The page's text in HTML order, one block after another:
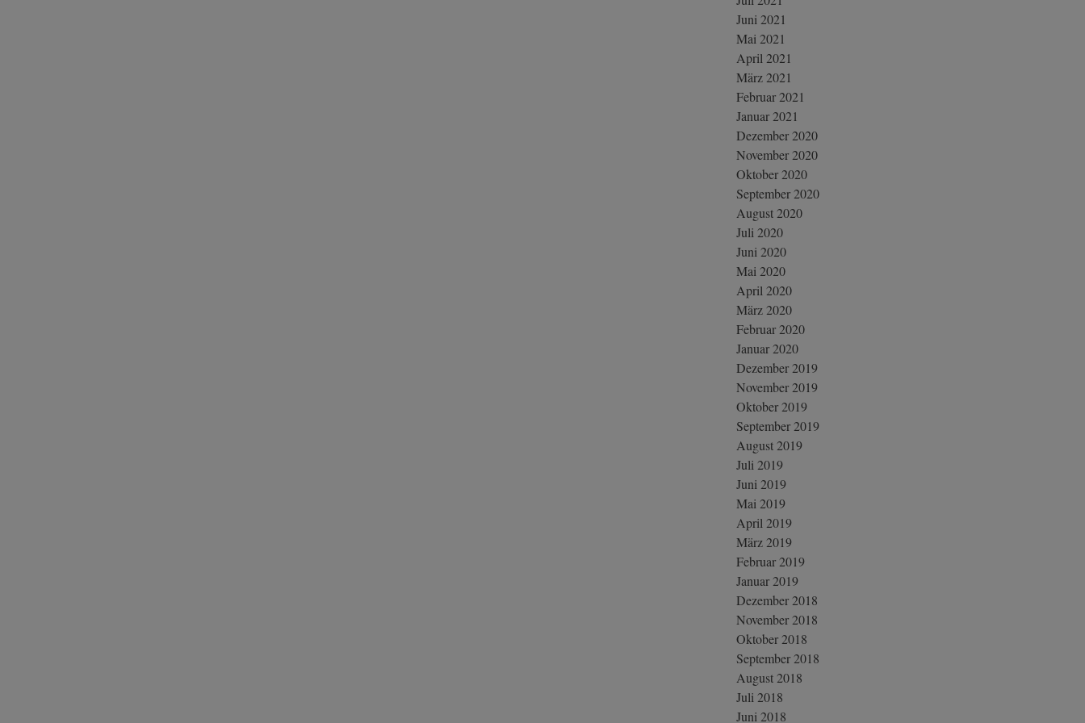
Juni 2021
Mai 2021
April 2021
März 2021
Februar 2021
Januar 2021
Dezember 2020
November 2020
Oktober 2020
September 2020
August 2020
Juli 2020
Juni 2020
Mai 2020
April 2020
März 2020
Februar 2020
Januar 2020
Dezember 2019
November 2019
Oktober 2019
September 2019
August 2019
Juli 2019
Juni 2019
Mai 2019
April 2019
März 2019
Februar 2019
Januar 2019
Dezember 2018
November 2018
Oktober 2018
September 2018
August 2018
Juli 2018
Juni 2018